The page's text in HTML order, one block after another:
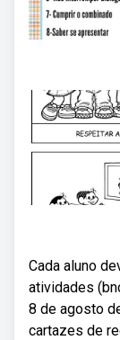
Cada aluno
atividades
8 de agosto
cartazes de